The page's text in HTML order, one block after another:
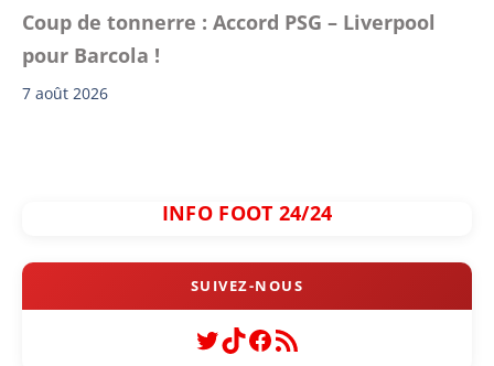
Coup de tonnerre : Accord PSG – Liverpool
pour Barcola !
7 août 2026
INFO FOOT 24/24
Twitter
TikTok
Facebook
Flux RSS